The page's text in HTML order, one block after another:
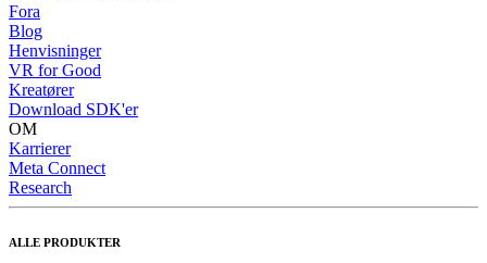
Fora
Blog
Henvisninger
VR for Good
Kreatører
Download SDK'er
OM
Karrierer
Meta Connect
Research
ALLE PRODUKTER